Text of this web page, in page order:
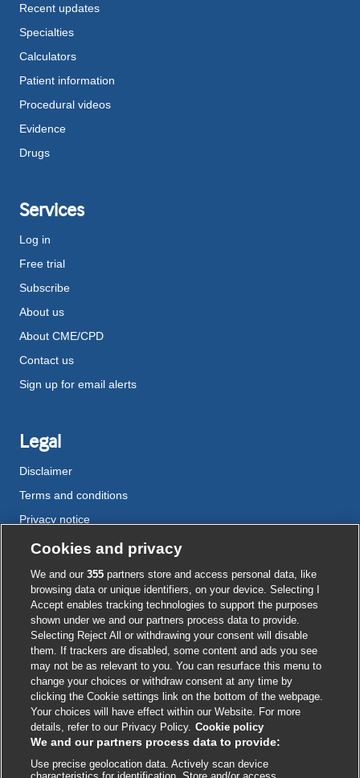
Recent updates
Specialties
Calculators
Patient information
Procedural videos
Evidence
Drugs
Services
Log in
Free trial
Subscribe
About us
About CME/CPD
Contact us
Sign up for email alerts
Legal
Disclaimer
Terms and conditions
Privacy notice
Cookie policy
Accessibility
External
link
opens
in
a
new
window
External
link
opens
in
a
new
window
External
link
opens
in
a
new
window
External
link
opens
in
a
new
window
External
link
opens
in
a
new
window
© BMJ Publishing Group 2026
ISSN 2515-9615
Cookies and privacy
We and our355 partners store and access personal data, like
browsing data or unique identifiers, on your device. Selecting I
Accept enables tracking technologies to support the purposes
shown under we and our partners process data to provide.
Selecting Reject All or withdrawing your consent will disable
them. If trackers are disabled, some content and ads you see
may not be as relevant to you. You can resurface this menu to
change your choices or withdraw consent at any time by
clicking the Cookie settings link on the bottom of the webpage.
Your choices will have effect within our Website. For more
details, refer to our Privacy Policy. Cookie policy
We and our partners process data to provide:
Use precise geolocation data. Actively scan device